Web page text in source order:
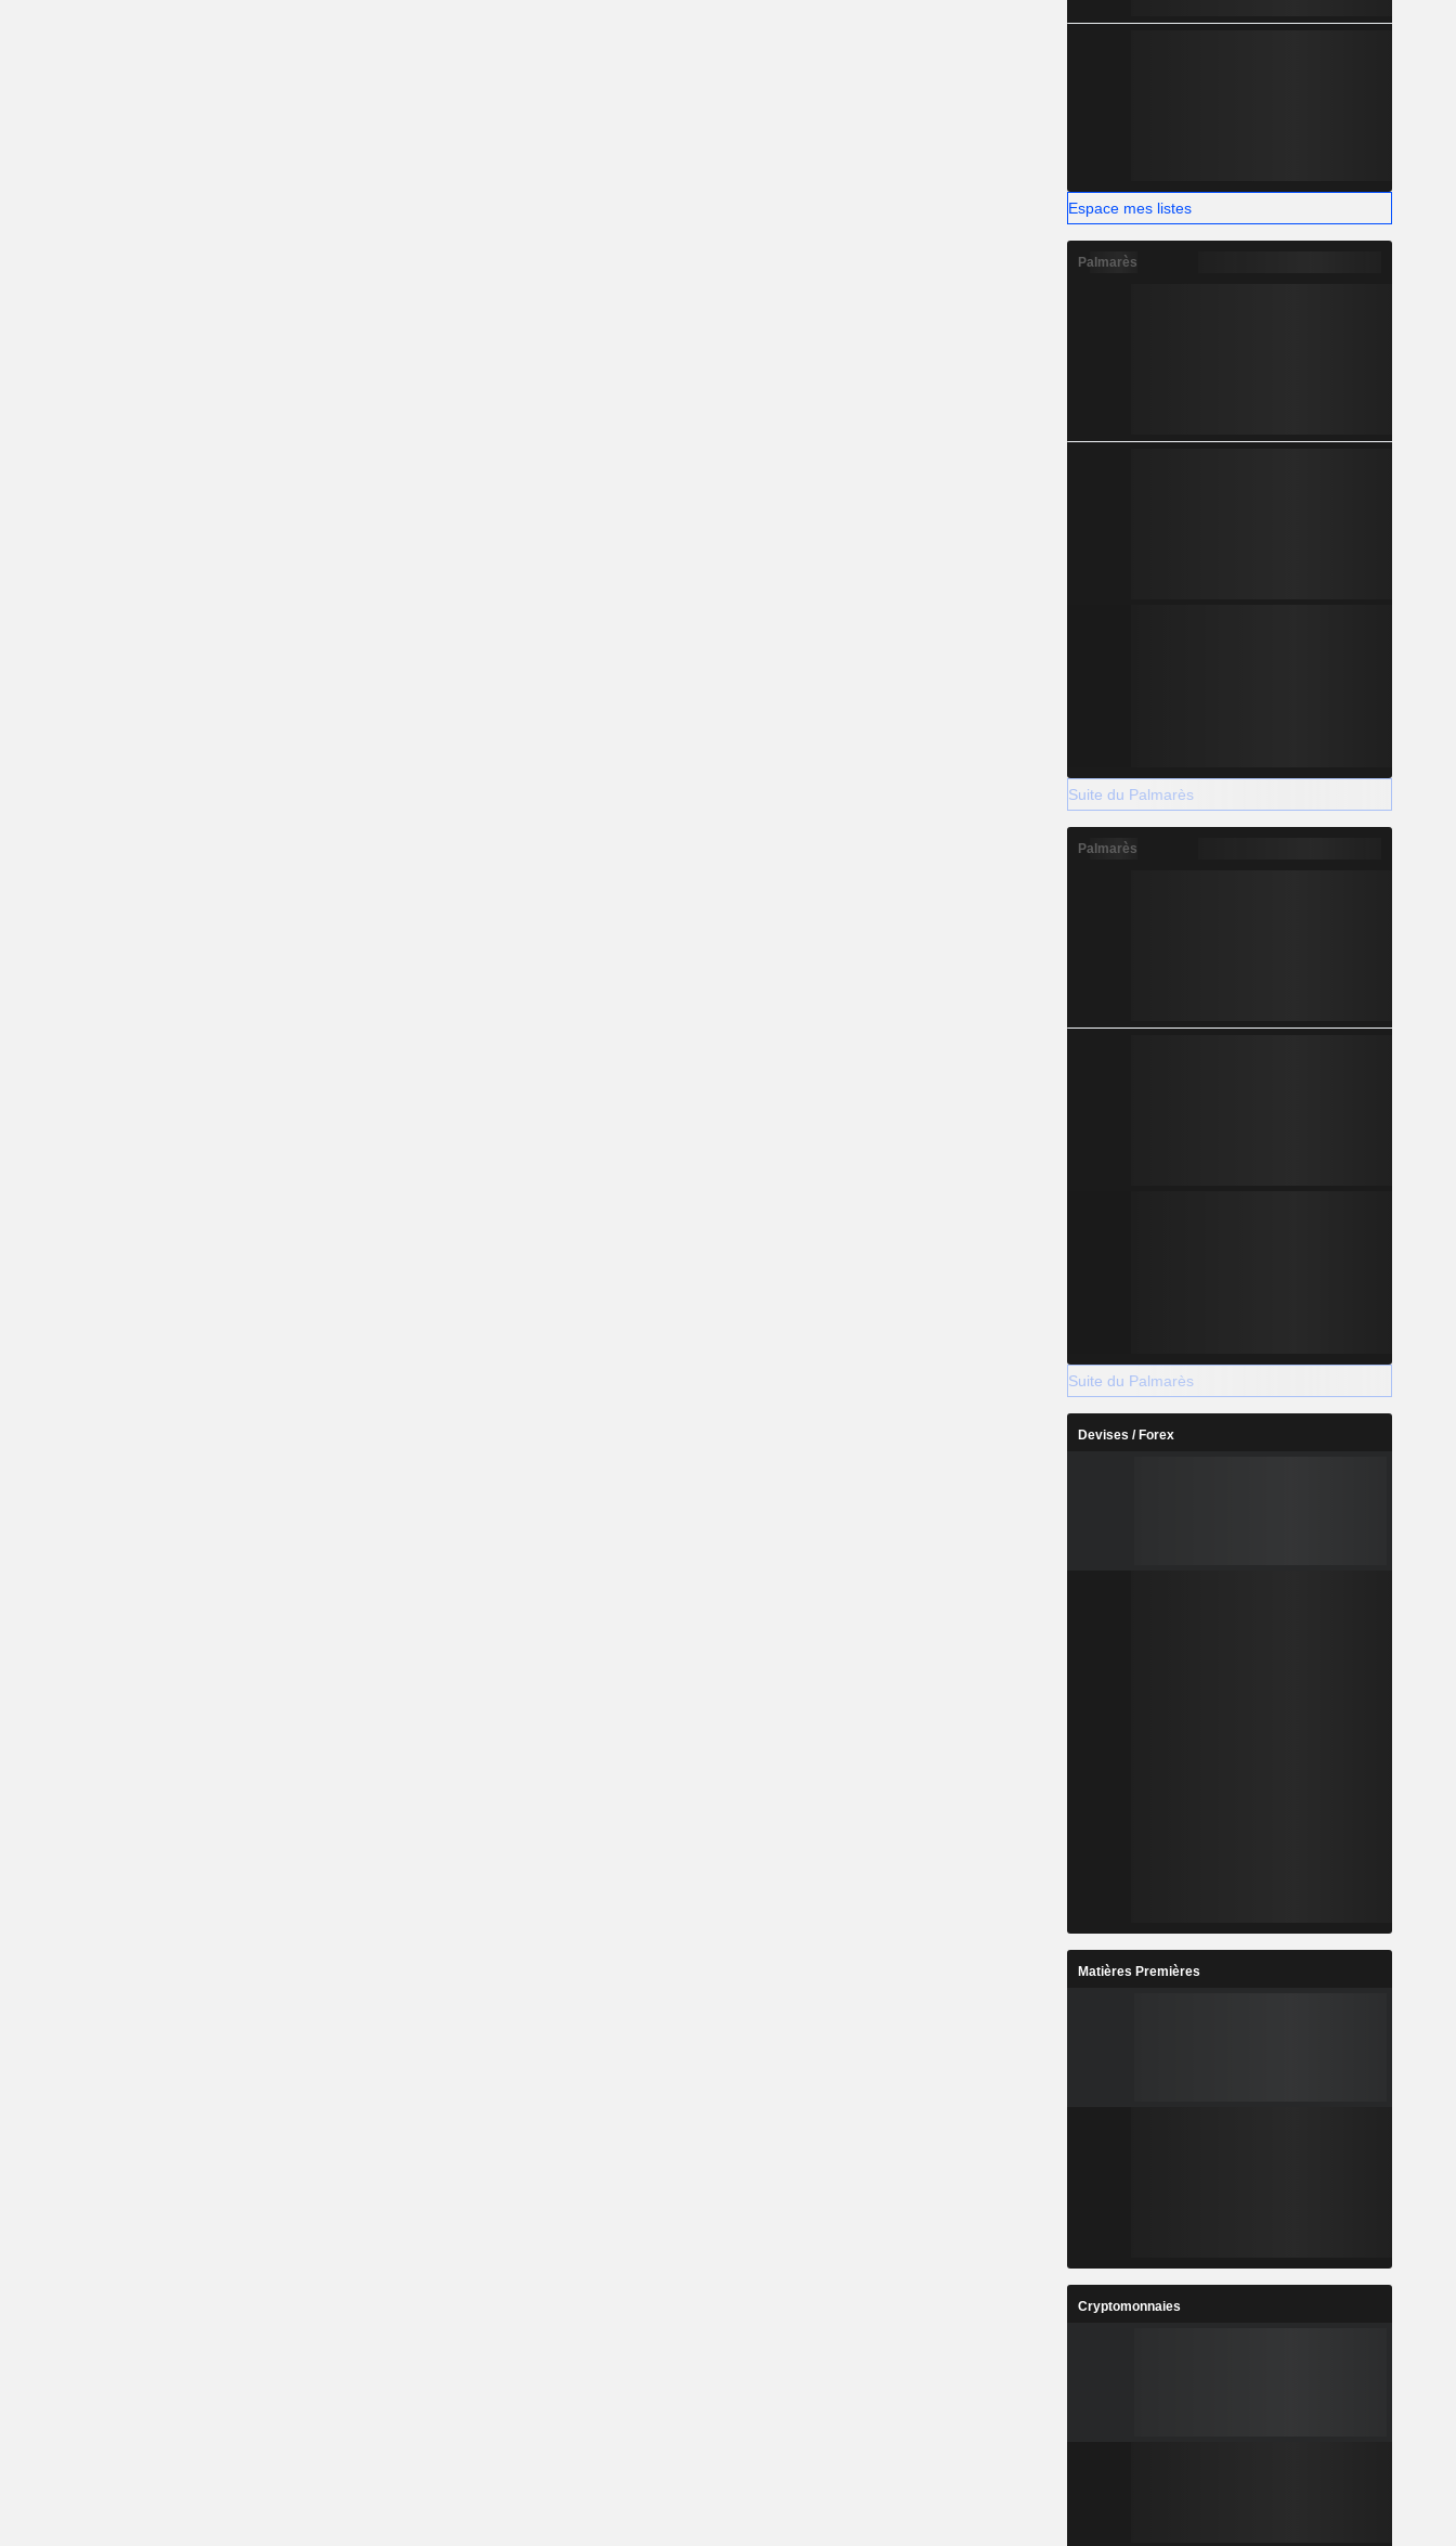
Espace mes listes
Palmarès
Suite du Palmarès
Palmarès
Suite du Palmarès
Devises / Forex
Matières Premières
Cryptomonnaies